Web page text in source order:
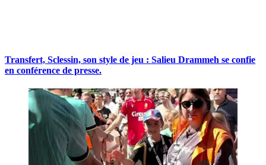
Transfert, Sclessin, son style de jeu : Salieu Drammeh se confie
en conférence de presse.